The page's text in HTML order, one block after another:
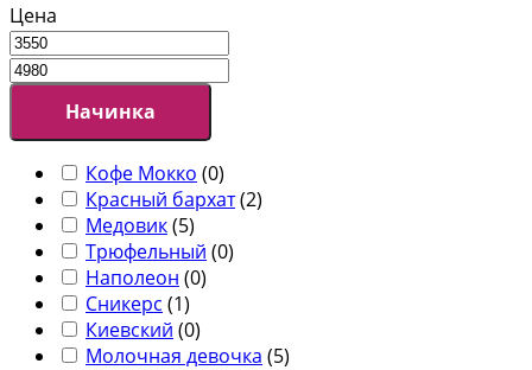
Цена
Начинка
Кофе Мокко (0)
Красный бархат(2)
Медовик(5)
Трюфельный (0)
Наполеон (0)
Сникерс (1)
Киевский (0)
Молочная девочка (5)